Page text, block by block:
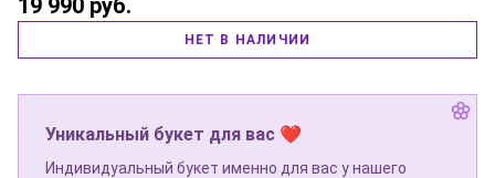
19 990 руб.
НЕТ В НАЛИЧИИ
Уникальный букет для вас ❤
Индивидуальный букет именно для вас у нашего